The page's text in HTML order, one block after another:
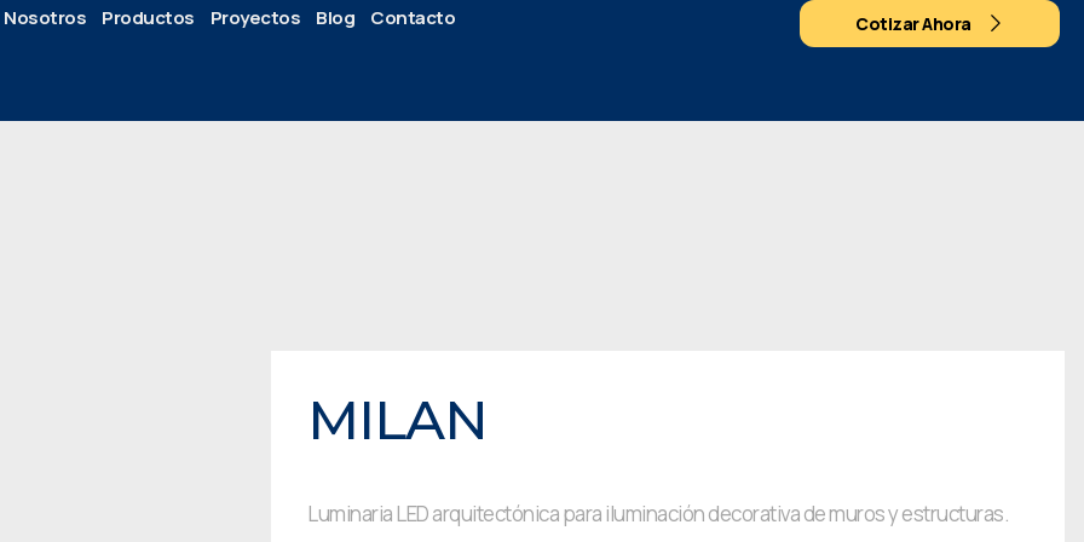
Nosotros Productos Proyectos Blog Contacto Cotizar Ahora
MILAN
Luminaria LED arquitectónica para iluminación decorativa de muros y estructuras.